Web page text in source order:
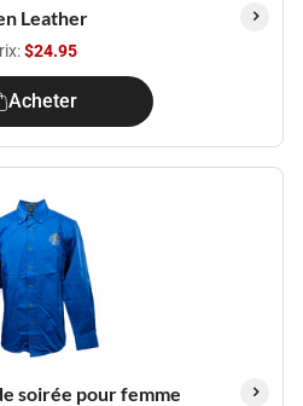
Leather
$24.95
Acheter
soirée pour femme